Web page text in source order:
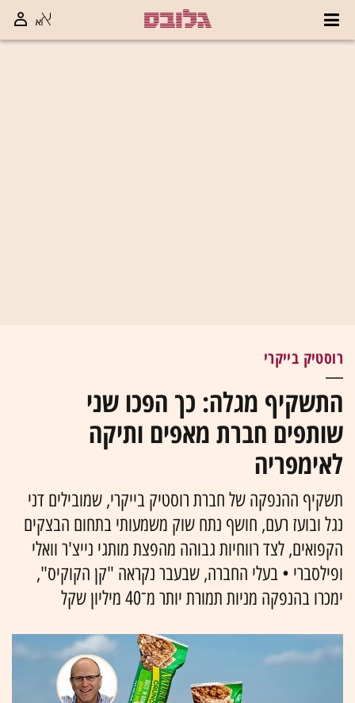
רוסטיק בייקרי
התשקיף מגלה: כך הפכו שני
שותפים חברת מאפים ותיקה
לאימפריה
תשקיף ההנפקה של חברת רוסטיק בייקרי, שמובילים דני
נגל ובועז רעם, חושף נתח שוק משמעותי בתחום הבצקים
הקפואים, לצד רווחיות גבוהה מהפצת מותגי נייצ'ר וואלי
ופילסברי • בעלי החברה, שבעבר נקראה "קן הקוקיס",
ימכרו בהנפקה מניות תמורת יותר מ־40 מיליון שקל